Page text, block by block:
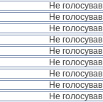
Не голосував
Не голосував
Не голосував
Не голосував
Не голосував
Не голосував
Не голосував
Не голосував
Не голосував